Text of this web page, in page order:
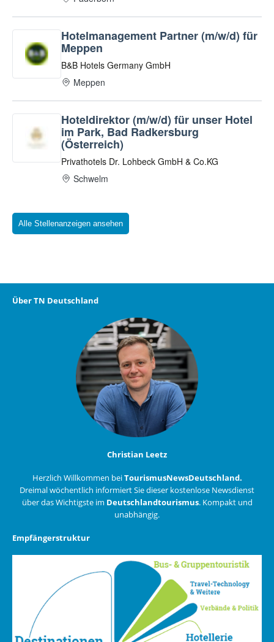
Alle Stellenanzeigen ansehen
Über TN Deutschland
Christian Leetz
Herzlich Willkommen beiTourismusNewsDeutschland.
Dreimal wöchentlich informiert Sie dieser kostenlose Newsdienst
über das Wichtigste im Deutschlandtourismus. Kompakt und
unabhängig.
Empfängerstruktur